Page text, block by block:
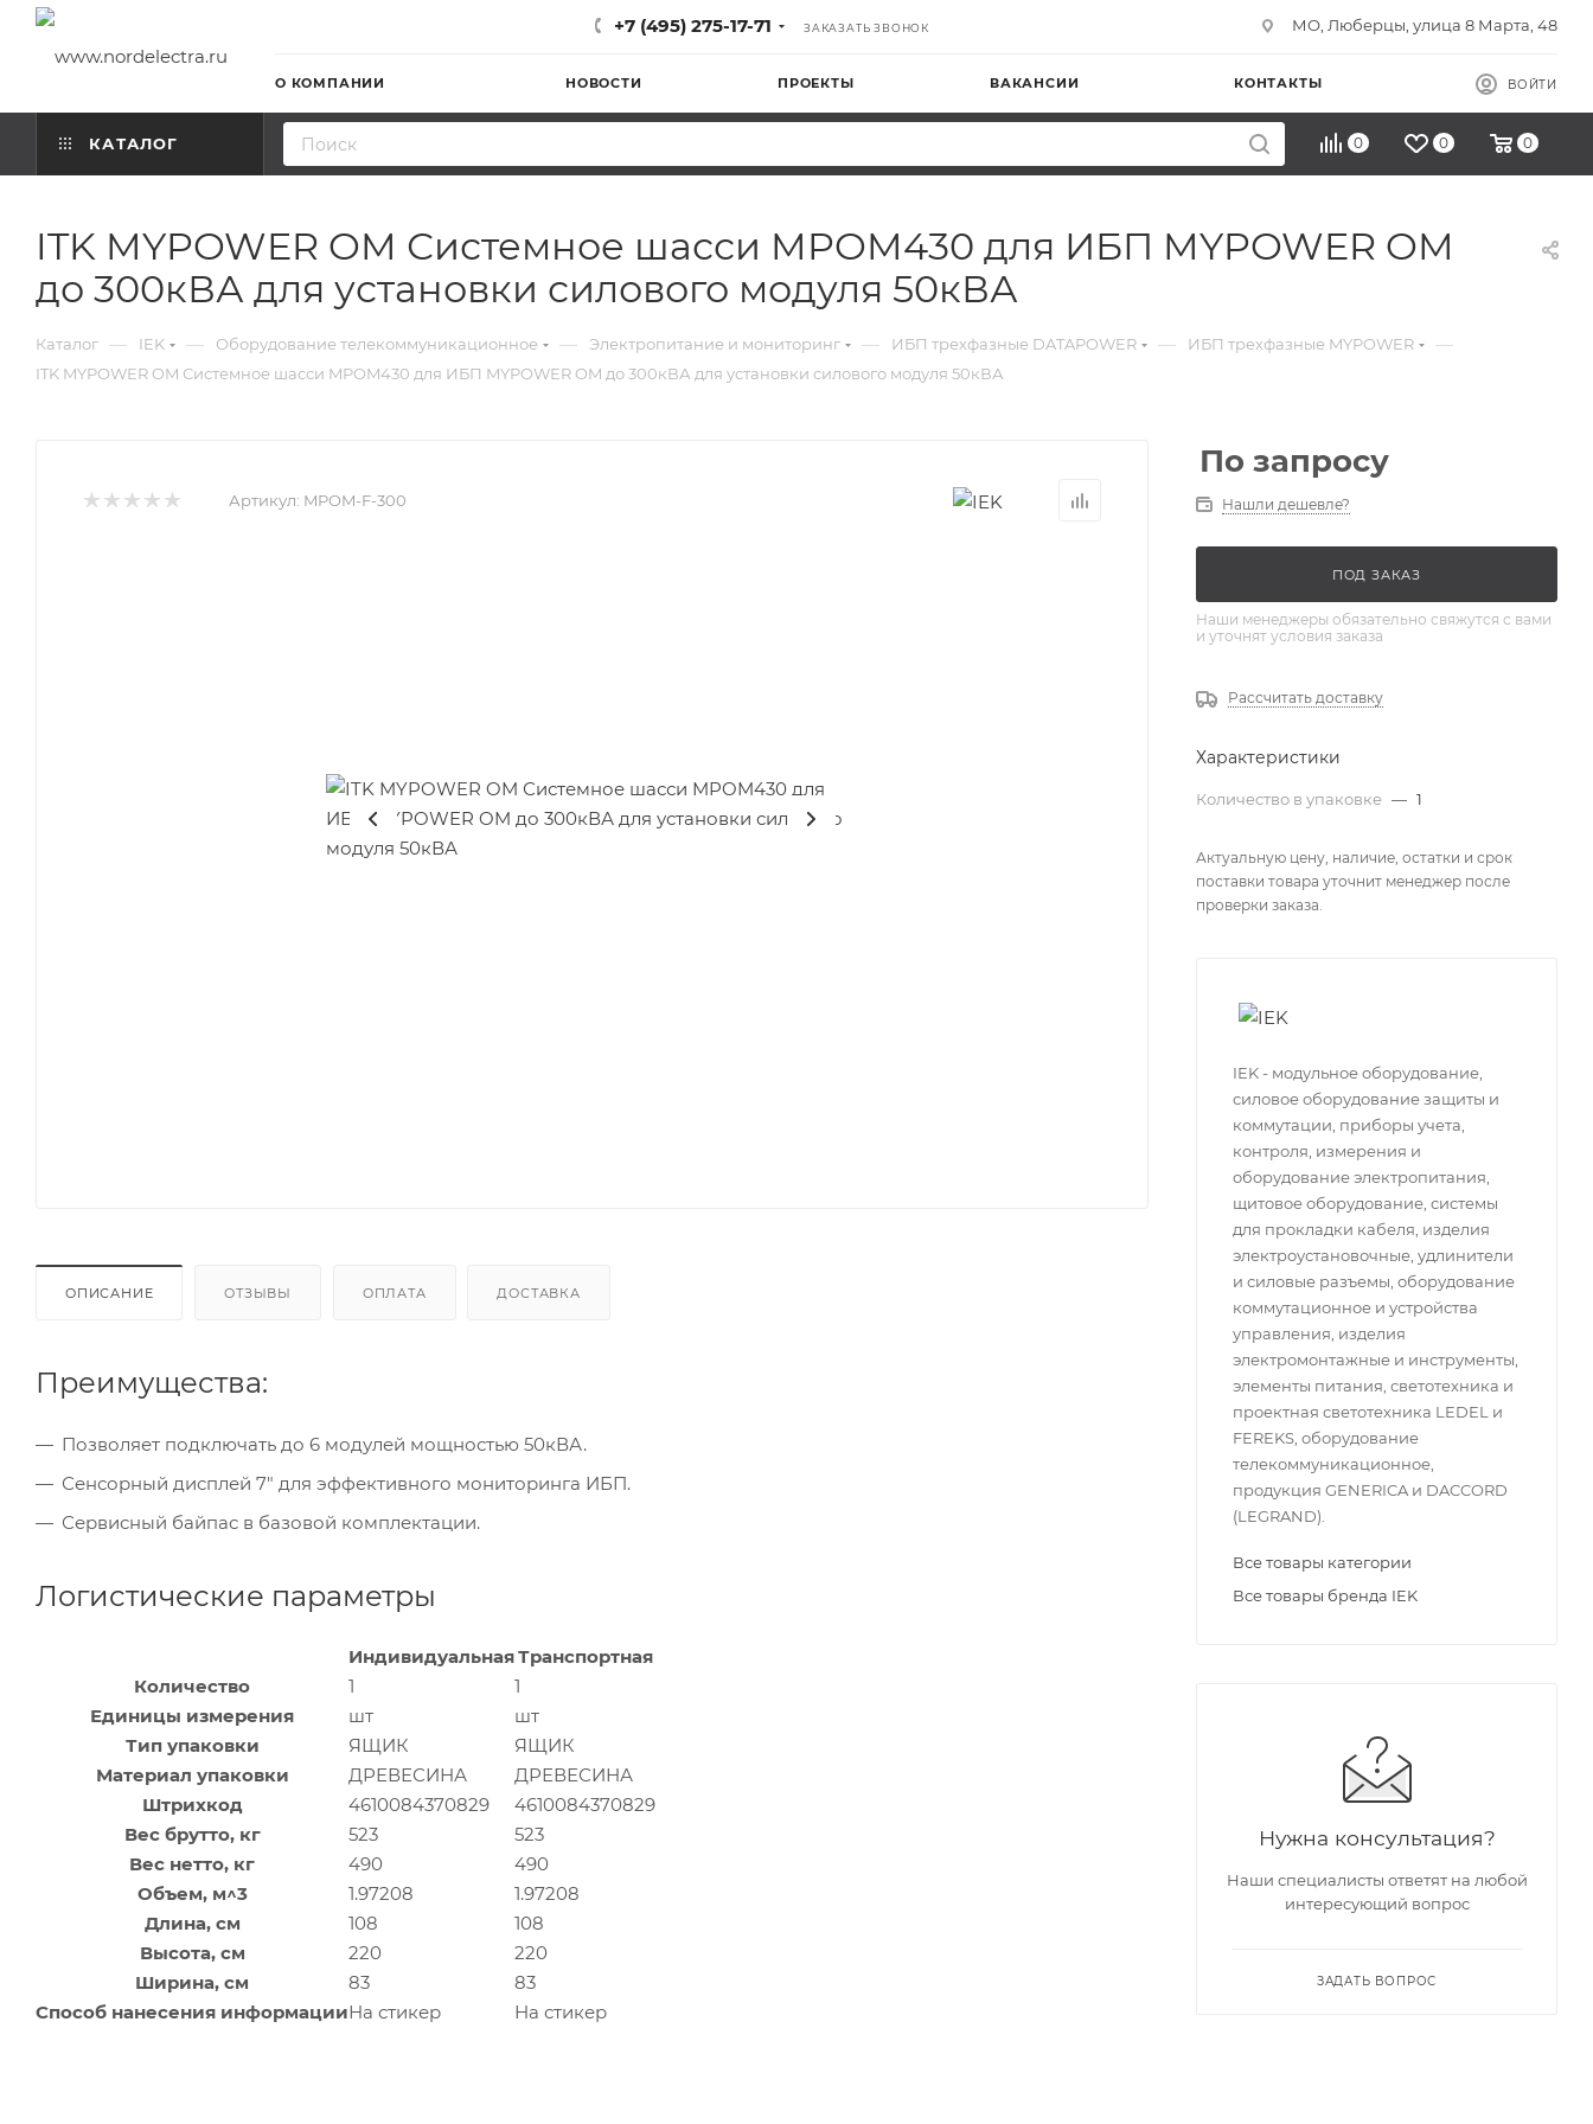
+7 (495) 275-17-71 ЗАКАЗАТЬ ЗВОНОК МО, Люберцы, улица 8 Марта, 48
О КОМПАНИИ НОВОСТИ ПРОЕКТЫ ВАКАНСИИ КОНТАКТЫ ВОЙТИ
КАТАЛОГ 0 0 0
ITK MYPOWER OM Системное шасси MPOM430 для ИБП MYPOWER OM
до 300кВА для установки силового модуля 50кВА
Каталог — IEK — Оборудование телекоммуникационное — Электропитание и мониторинг — ИБП трехфазные DATAPOWER — ИБП трехфазные MYPOWER —
ITK MYPOWER OM Системное шасси MPOM430 для ИБП MYPOWER OM до 300кВА для установки силового модуля 50кВА
Артикул: MPOM-F-300
ОПИСАНИЕ ОТЗЫВЫ ОПЛАТА ДОСТАВКА
Преимущества:
Позволяет подключать до 6 модулей мощностью 50кВА.
Сенсорный дисплей 7" для эффективного мониторинга ИБП.
Сервисный байпас в базовой комплектации.
Логистические параметры
ИндивидуальнаяТранспортная
Количество
1
1
Единицы измерения
шт
шт
Тип упаковки
ЯЩИК
ЯЩИК
Материал упаковки
ДРЕВЕСИНА
ДРЕВЕСИНА
Штрихкод
4610084370829
4610084370829
Вес брутто, кг
523
523
Вес нетто, кг
490
490
Объем, м^3
1.97208
1.97208
Длина, см
108
108
Высота, см
220
220
Ширина, см
83
83
Способ нанесения информацииНа стикер На стикер
По запросу
Нашли дешевле?
ПОД ЗАКАЗ
Наши менеджеры обязательно свяжутся с вами
и уточнят условия заказа
Рассчитать доставку
Характеристики
Количество в упаковке — 1
Актуальную цену, наличие, остатки и срок
поставки товара уточнит менеджер после
проверки заказа.
IEK - модульное оборудование,
силовое оборудование защиты и
коммутации, приборы учета,
контроля, измерения и
оборудование электропитания,
щитовое оборудование, системы
для прокладки кабеля, изделия
электроустановочные, удлинители
и силовые разъемы, оборудование
коммутационное и устройства
управления, изделия
электромонтажные и инструменты,
элементы питания, светотехника и
проектная светотехника LEDEL и
FEREKS, оборудование
телекоммуникационное,
продукция GENERICA и DACCORD
(LEGRAND).
Все товары категории
Все товары бренда IEK
Нужна консультация?
Наши специалисты ответят на любой
интересующий вопрос
ЗАДАТЬ ВОПРОС